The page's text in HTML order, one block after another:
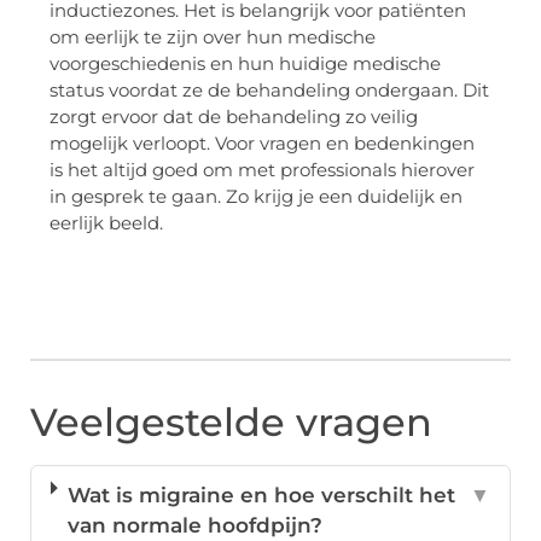
inductiezones. Het is belangrijk voor patiënten
om eerlijk te zijn over hun medische
voorgeschiedenis en hun huidige medische
status voordat ze de behandeling ondergaan. Dit
zorgt ervoor dat de behandeling zo veilig
mogelijk verloopt. Voor vragen en bedenkingen
is het altijd goed om met professionals hierover
in gesprek te gaan. Zo krijg je een duidelijk en
eerlijk beeld.
Veelgestelde vragen
Wat is migraine en hoe verschilt het
van normale hoofdpijn?
▼